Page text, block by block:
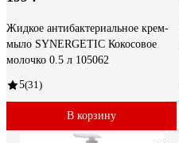
Жидкое антибактериальное крем-
мыло SYNERGETIC Кокосовое
молочко 0.5 л 105062
5(31)
В корзину